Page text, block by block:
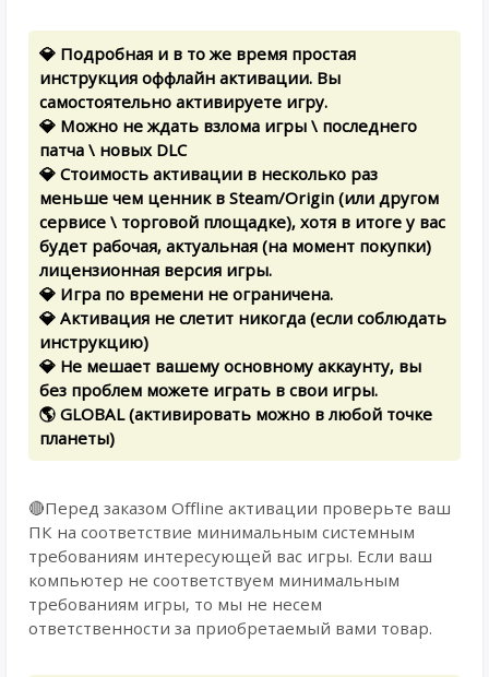
💎 Подробная и в то же время простая
инструкция оффлайн активации. Вы
самостоятельно активируете игру.
💎 Можно не ждать взлома игры \ последнего
патча \ новых DLC
💎 Стоимость активации в несколько раз
меньше чем ценник в Steam/Origin (или другом
сервисе \ торговой площадке), хотя в итоге у вас
будет рабочая, актуальная (на момент покупки)
лицензионная версия игры.
💎 Игра по времени не ограничена.
💎 Активация не слетит никогда (если соблюдать
инструкцию)
💎 Не мешает вашему основному аккаунту, вы
без проблем можете играть в свои игры.
🌎 GLOBAL (активировать можно в любой точке
планеты)
🔴Перед заказом Offline активации проверьте ваш
ПК на соответствие минимальным системным
требованиям интересующей вас игры. Если ваш
компьютер не соответствуем минимальным
требованиям игры, то мы не несем
ответственности за приобретаемый вами товар.